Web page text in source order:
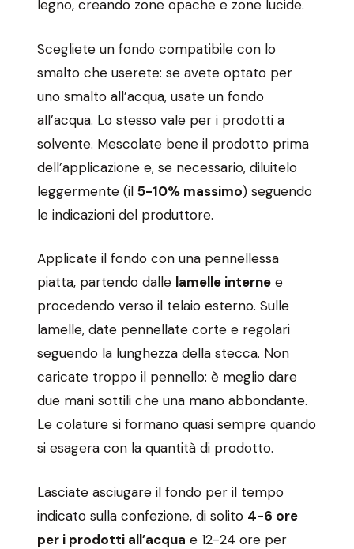
legno, creando zone opache e zone lucide.
Scegliete un fondo compatibile con lo
smalto che userete: se avete optato per
uno smalto all’acqua, usate un fondo
all’acqua. Lo stesso vale per i prodotti a
solvente. Mescolate bene il prodotto prima
dell’applicazione e, se necessario, diluitelo
leggermente (il 5-10% massimo) seguendo
le indicazioni del produttore.
Applicate il fondo con una pennellessa
piatta, partendo dalle lamelle interne e
procedendo verso il telaio esterno. Sulle
lamelle, date pennellate corte e regolari
seguendo la lunghezza della stecca. Non
caricate troppo il pennello: è meglio dare
due mani sottili che una mano abbondante.
Le colature si formano quasi sempre quando
si esagera con la quantità di prodotto.
Lasciate asciugare il fondo per il tempo
indicato sulla confezione, di solito 4-6 ore
per i prodotti all’acqua e 12-24 ore per